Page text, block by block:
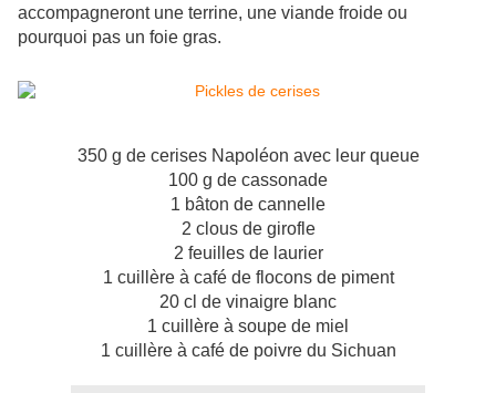
accompagneront une terrine, une viande froide ou
pourquoi pas un foie gras.
350 g de cerises Napoléon avec leur queue
100 g de cassonade
1 bâton de cannelle
2 clous de girofle
2 feuilles de laurier
1 cuillère à café de flocons de piment
20 cl de vinaigre blanc
1 cuillère à soupe de miel
1 cuillère à café de poivre du Sichuan